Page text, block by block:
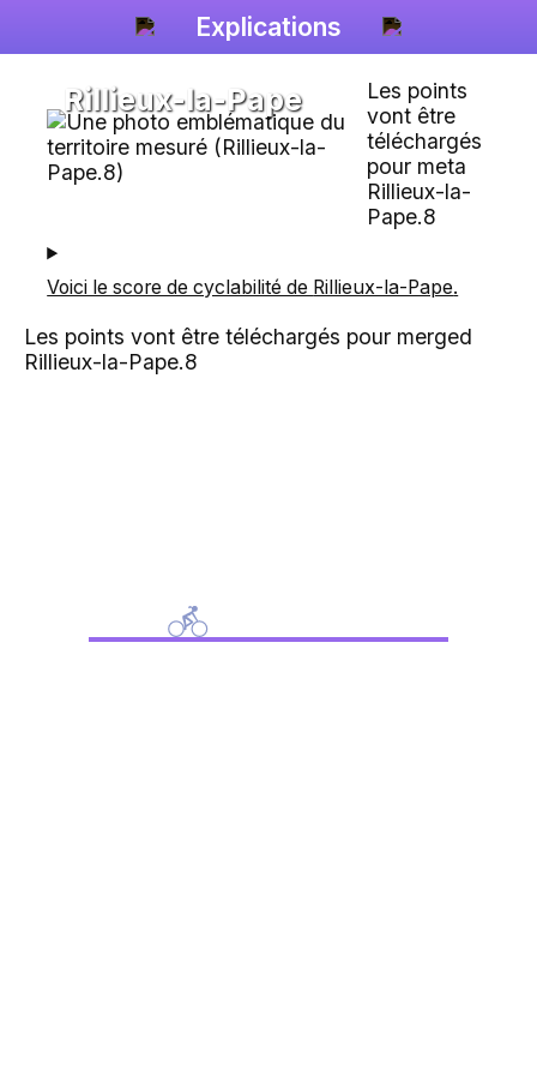
Explications
Rillieux-la-Pape
Les points
vont être
téléchargés
pour meta
Rillieux-la-
Pape.8
Voici le score de cyclabilité de Rillieux-la-Pape.
Les points vont être téléchargés pour merged
Rillieux-la-Pape.8